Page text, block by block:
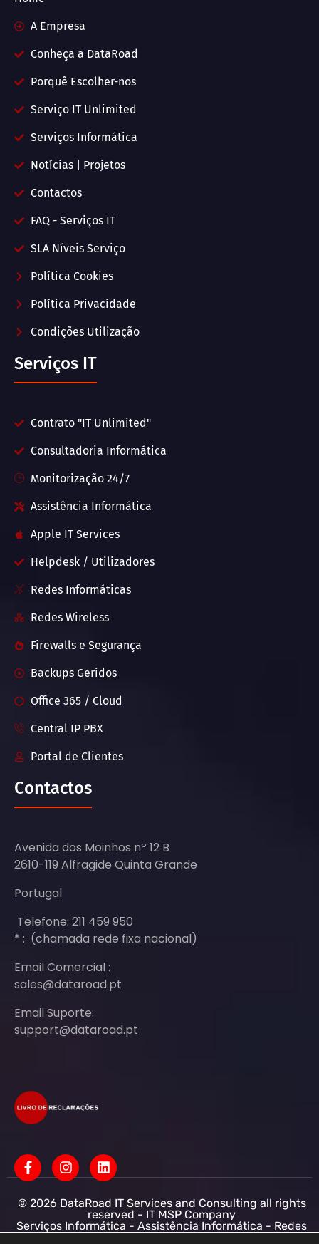
A Empresa
Conheça a DataRoad
Porquê Escolher-nos
Serviço IT Unlimited
Serviços Informática
Notícias | Projetos
Contactos
FAQ - Serviços IT
SLA Níveis Serviço
Política Cookies
Política Privacidade
Condições Utilização
Serviços IT
Contrato "IT Unlimited"
Consultadoria Informática
Monitorização 24/7
Assistência Informática
Apple IT Services
Helpdesk / Utilizadores
Redes Informáticas
Redes Wireless
Firewalls e Segurança
Backups Geridos
Office 365 / Cloud
Central IP PBX
Portal de Clientes
Contactos
Avenida dos Moinhos nº 12 B
2610-119 Alfragide Quinta Grande
Portugal
Telefone: 211 459 950
* : (chamada rede fixa nacional)
Email Comercial :
sales@dataroad.pt
Email Suporte:
support@dataroad.pt
© 2026 DataRoad IT Services and Consulting all rights
reserved - IT MSP Company
Serviços Informática - Assistência Informática - Redes
Informática Empresas - Suporte Informático